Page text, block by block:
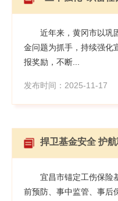
近年来，黄冈市以巩
金问题为抓手，持续强化
报奖励，不断...
发布时间：2025-11-17
捍卫基金安全 护
宜昌市锚定工伤保险基
前预防、事中监管、事后